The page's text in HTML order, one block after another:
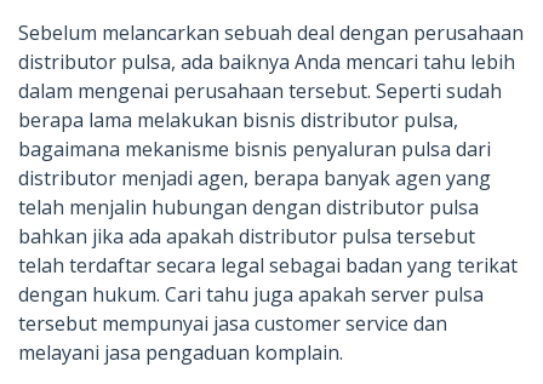
Sebelum melancarkan sebuah deal dengan perusahaan
distributor pulsa, ada baiknya Anda mencari tahu lebih
dalam mengenai perusahaan tersebut. Seperti sudah
berapa lama melakukan bisnis distributor pulsa,
bagaimana mekanisme bisnis penyaluran pulsa dari
distributor menjadi agen, berapa banyak agen yang
telah menjalin hubungan dengan distributor pulsa
bahkan jika ada apakah distributor pulsa tersebut
telah terdaftar secara legal sebagai badan yang terikat
dengan hukum. Cari tahu juga apakah server pulsa
tersebut mempunyai jasa customer service dan
melayani jasa pengaduan komplain.